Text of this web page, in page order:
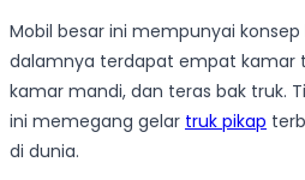
Mobil besar ini mempunyai
dalamnya terdapat empat kamar
kamar mandi, dan teras bak truk.
ini memegang gelar truk pikap
di dunia.